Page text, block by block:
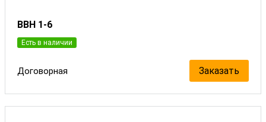
ВВН 1-6
Есть в наличии
Договорная Заказать